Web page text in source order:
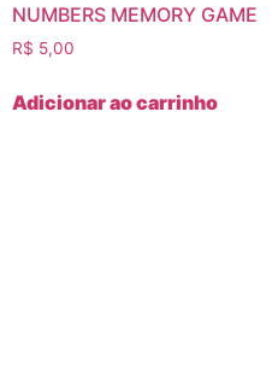
NUMBERS MEMORY GAME
R$ 5,00
Adicionar ao carrinho